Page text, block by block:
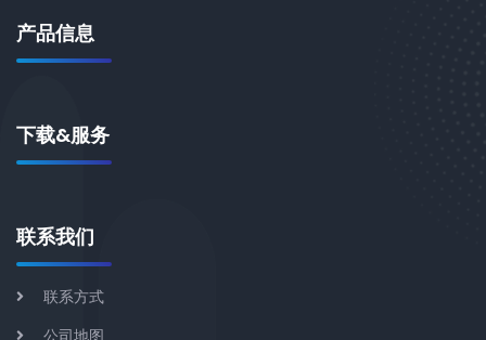
产品信息
下载&服务
联系我们
联系方式
公司地图